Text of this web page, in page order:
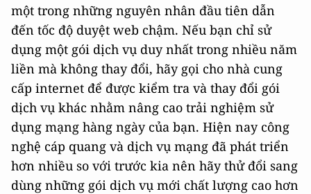
một trong những nguyên nhân đầu tiên dẫn
đến tốc độ duyệt web chậm. Nếu bạn chỉ sử
dụng một gói dịch vụ duy nhất trong nhiều năm
liền mà không thay đổi, hãy gọi cho nhà cung
cấp internet để được kiểm tra và thay đổi gói
dịch vụ khác nhằm nâng cao trải nghiệm sử
dụng mạng hàng ngày của bạn. Hiện nay công
nghệ cáp quang và dịch vụ mạng đã phát triển
hơn nhiều so với trước kia nên hãy thử đổi sang
dùng những gói dịch vụ mới chất lượng cao hơn